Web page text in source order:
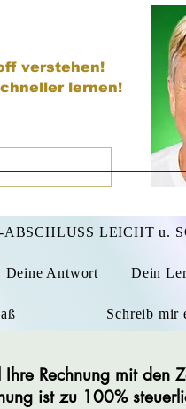
verstehen!
lernen!
LEICHT u.
Deine Antwort Dein
Schreib mir
Rechnung mit den
ist zu 100%